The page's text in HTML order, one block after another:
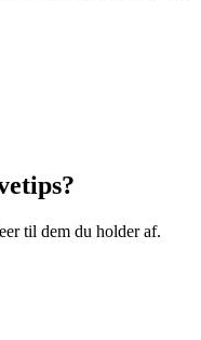
til dem du holder af.